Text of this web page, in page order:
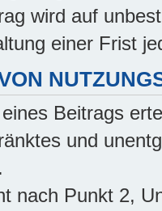
wird auf
einer Frist
Beitrags
und
nach Punkt 2,